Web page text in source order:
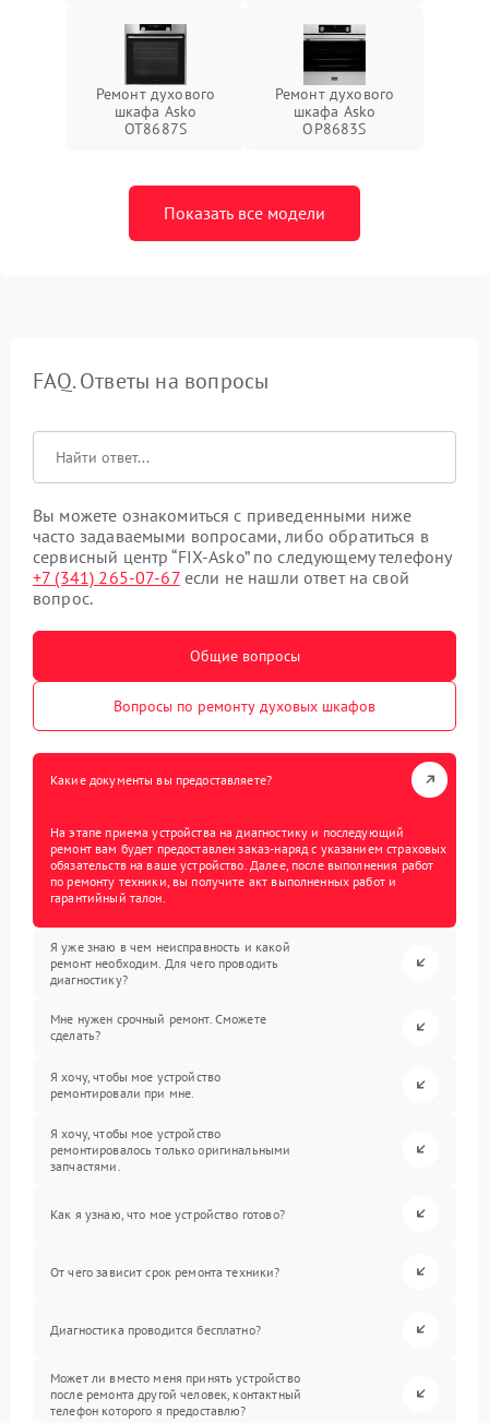
Ремонт духового
шкафа Asko
OT8687S
Ремонт духового
шкафа Asko
OP8683S
Показать все модели
FAQ. Ответы на вопросы
Вы можете ознакомиться с приведенными ниже
часто задаваемыми вопросами, либо обратиться в
сервисный центр “FIX-Asko” по следующему телефону
+7 (341) 265-07-67если не нашли ответ на свой
вопрос.
Общие вопросы
Вопросы по ремонту духовых шкафов
Какие документы вы предоставляете?
На этапе приема устройства на диагностику и последующий
ремонт вам будет предоставлен заказ-наряд с указанием страховых
обязательств на ваше устройство. Далее, после выполнения работ
по ремонту техники, вы получите акт выполненных работ и
гарантийный талон.
Я уже знаю в чем неисправность и какой
ремонт необходим. Для чего проводить
диагностику?
Мне нужен срочный ремонт. Сможете
сделать?
Я хочу, чтобы мое устройство
ремонтировали при мне.
Я хочу, чтобы мое устройство
ремонтировалось только оригинальными
запчастями.
Как я узнаю, что мое устройство готово?
От чего зависит срок ремонта техники?
Диагностика проводится бесплатно?
Может ли вместо меня принять устройство
после ремонта другой человек, контактный
телефон которого я предоставлю?